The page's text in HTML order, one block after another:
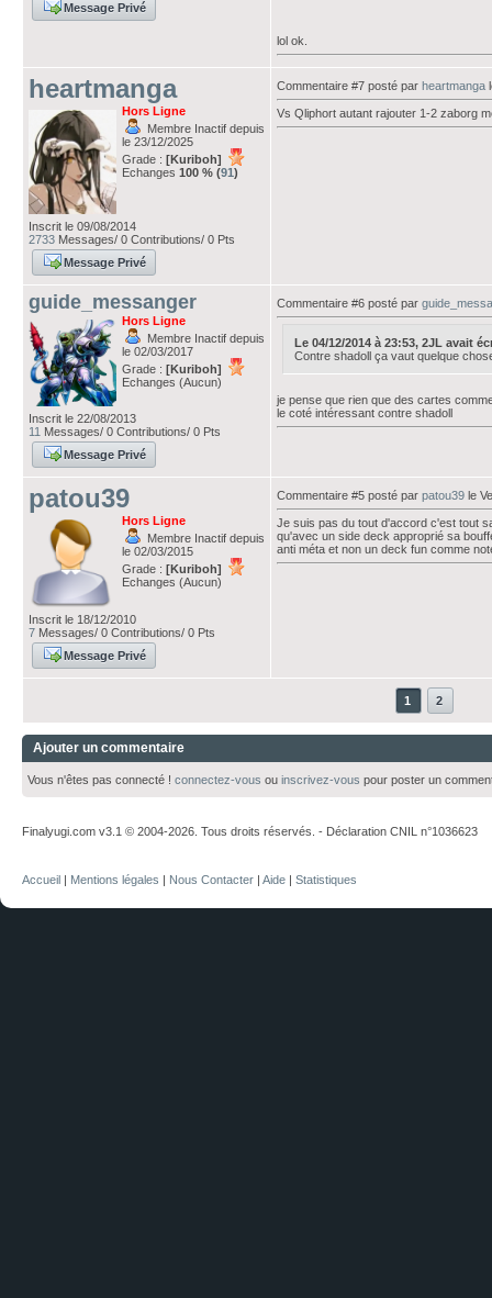
Message Privé
lol ok.
heartmanga
Hors Ligne
Membre Inactif depuis
le 23/12/2025
Grade : [Kuriboh]
Echanges 100 % (91)
Inscrit le 09/08/2014
2733 Messages/ 0 Contributions/ 0 Pts
Message Privé
Commentaire #7 posté par heartmanga
Vs Qliphort autant rajouter 1-2 zaborg
guide_messanger
Hors Ligne
Membre Inactif depuis
le 02/03/2017
Grade : [Kuriboh]
Echanges (Aucun)
Inscrit le 22/08/2013
11 Messages/ 0 Contributions/ 0 Pts
Message Privé
Commentaire #6 posté par
Le 04/12/2014 à 23:53, 2JL avait
Contre shadoll ça vaut quelque
je pense que rien que des cartes
le coté intéressant contre shadoll
patou39
Hors Ligne
Membre Inactif depuis
le 02/03/2015
Grade : [Kuriboh]
Echanges (Aucun)
Inscrit le 18/12/2010
7 Messages/ 0 Contributions/ 0 Pts
Message Privé
Commentaire #5 posté par patou39 le
Je suis pas du tout d'accord c'est tout
qu'avec un side deck approprié sa
anti méta et non un deck fun comme
1 2
Ajouter un commentaire
Vous n'êtes pas connecté ! connectez-vous ou inscrivez-vous pour poster un
Finalyugi.com v3.1 © 2004-2026. Tous droits réservés. - Déclaration CNIL n°1036623
Accueil | Mentions légales | Nous Contacter | Aide | Statistiques